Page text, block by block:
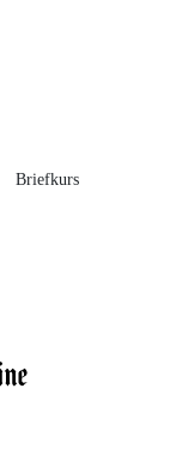
Briefkurs